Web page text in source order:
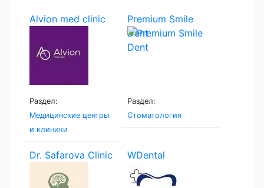
Alvion med clinic
Раздел:
Медицинские центры
и клиники
Premium Smile
Dent
Раздел:
Стоматология
Dr. Safarova Clinic WDental